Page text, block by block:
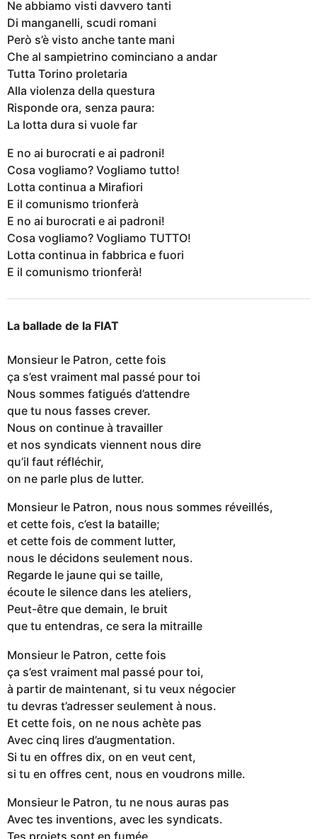
Ne abbiamo visti davvero tanti
Di manganelli, scudi romani
Però s’è visto anche tante mani
Che al sampietrino cominciano a andar
Tutta Torino proletaria
Alla violenza della questura
Risponde ora, senza paura:
La lotta dura si vuole far
E no ai burocrati e ai padroni!
Cosa vogliamo? Vogliamo tutto!
Lotta continua a Mirafiori
E il comunismo trionferà
E no ai burocrati e ai padroni!
Cosa vogliamo? Vogliamo TUTTO!
Lotta continua in fabbrica e fuori
E il comunismo trionferà!
La ballade de la FIAT
Monsieur le Patron, cette fois
ça s’est vraiment mal passé pour toi
Nous sommes fatigués d’attendre
que tu nous fasses crever.
Nous on continue à travailler
et nos syndicats viennent nous dire
qu’il faut réfléchir,
on ne parle plus de lutter.
Monsieur le Patron, nous nous sommes réveillés,
et cette fois, c’est la bataille;
et cette fois de comment lutter,
nous le décidons seulement nous.
Regarde le jaune qui se taille,
écoute le silence dans les ateliers,
Peut-être que demain, le bruit
que tu entendras, ce sera la mitraille
Monsieur le Patron, cette fois
ça s’est vraiment mal passé pour toi,
à partir de maintenant, si tu veux négocier
tu devras t’adresser seulement à nous.
Et cette fois, on ne nous achète pas
Avec cinq lires d’augmentation.
Si tu en offres dix, on en veut cent,
si tu en offres cent, nous en voudrons mille.
Monsieur le Patron, tu ne nous auras pas
Avec tes inventions, avec les syndicats.
Tes projets sont en fumée,